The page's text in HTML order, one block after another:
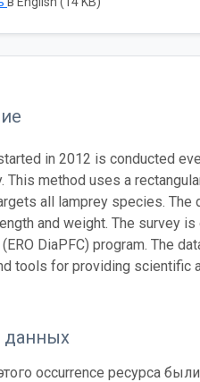
in 2012 is conducted
This method uses a
all lamprey species.
and weight. The survey
DiaPFC) program. The
tools for providing scientific
данных
occurrence ресурса